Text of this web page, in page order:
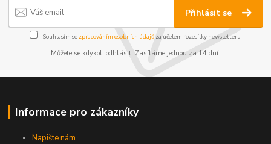
Přihlásit se
Souhlasím se zpracováním osobních údajůza účelem rozesílky newsletteru.
Můžete se kdykoli odhlásit. Zasíláme jednou za 14 dní.
Informace pro zákazníky
Napište nám